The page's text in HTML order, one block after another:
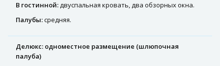
В гостинной:двуспальная кровать, два обзорных окна.
Палубы:средняя.
Делюкс: одноместное размещение (шлюпочная
палуба)